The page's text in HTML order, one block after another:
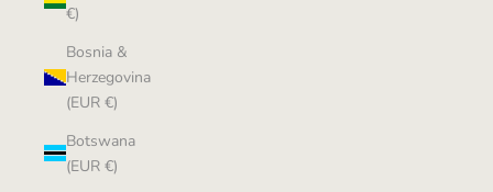
€)
Bosnia &
Herzegovina
(EUR €)
Botswana
(EUR €)